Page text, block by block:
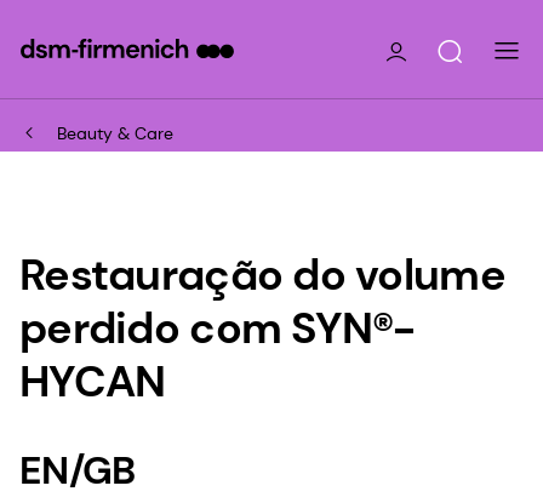
Beauty & Care
Restauração do volume
perdido com SYN®-
HYCAN
EN/GB